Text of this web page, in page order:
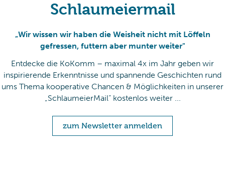
Schlaumeiermail
„Wir wissen wir haben die Weisheit nicht mit Löffeln
gefressen, futtern aber munter weiter"
Entdecke die KoKomm – maximal 4x im Jahr geben wir
inspirierende Erkenntnisse und spannende Geschichten rund
ums Thema kooperative Chancen & Möglichkeiten in unserer
„SchlaumeierMail“ kostenlos weiter ...
zum Newsletter anmelden